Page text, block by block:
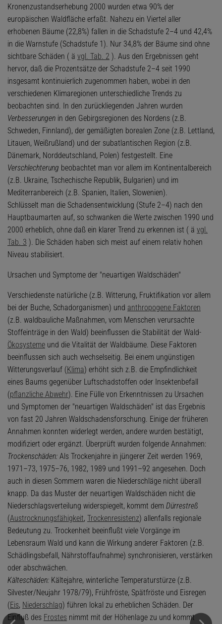
Kronenzustandserhebung 2000 wurden etwa 90% der
europäischen Waldfläche erfaßt. Nahezu ein Viertel aller
erhobenen Bäume (22,8%) fallen in die Schadstufe 2–4 und 42,4%
in die Warnstufe (Schadstufe 1). Nur 34,8% der Bäume sind ohne
sichtbare Schäden ( ä vgl. Tab. 2 ). Aus den Ergebnissen geht
hervor, daß die Prozentsätze der Schadstufe 2–4 seit 1990
insgesamt kontinuierlich zugenommen haben, wobei in den
verschiedenen Klimaregionen unterschiedliche Trends zu
beobachten sind. In den zurückliegenden Jahren wurden
Verbesserungen in den Gebirgsregionen des Nordens (z.B.
Schweden, Finnland), der gemäßigten borealen Zone (z.B. Lettland,
Litauen, Weißrußland) und der subatlantischen Region (z.B.
Dänemark, Norddeutschland, Polen) festgestellt. Eine
Verschlechterung beobachtet man vor allem im Kontinentalbereich
(z.B. Ukraine, Tschechische Republik, Bulgarien) und im
Mediterranbereich (z.B. Spanien, Italien, Slowenien).
Schlüsselt man die Schadensentwicklung (Stufe 2–4) nach den
Hauptbaumarten auf, so schwanken die Werte zwischen 1990 und
2000 erheblich, ohne daß ein klarer Trend zu erkennen ist ( ä vgl.
Tab. 3 ). Die Schäden haben sich meist auf einem relativ hohen
Niveau stabilisiert.
Ursachen und Symptome der "neuartigen Waldschäden"
Verschiedenste natürliche (z.B. Witterung, Fruktifikation vor allem
bei der Buche, Schadorganismen) und anthropogene Faktoren
(z.B. waldbauliche Maßnahmen, vom Menschen verursachte
Stoffeinträge in den Wald) beeinflussen die Stabilität der Wald-
Ökosysteme und die Vitalität der Waldbäume. Diese Faktoren
beeinflussen sich auch wechselseitig. Bei einem ungünstigen
Witterungsverlauf (Klima) erhöht sich z.B. die Empfindlichkeit
eines Baums gegenüber Luftschadstoffen oder Insektenbefall
(pflanzliche Abwehr). Eine Fülle von Erkenntnissen zu Ursachen
und Symptomen der "neuartigen Waldschäden" ist das Ergebnis
von fast 20 Jahren Waldschadensforschung. Einige der früheren
Annahmen konnten widerlegt werden, andere wurden bestätigt,
modifiziert oder ergänzt. Überprüft wurden folgende Annahmen:
Trockenschäden: Als Trockenjahre in jüngerer Zeit werden 1969,
1971–73, 1975–76, 1982, 1989 und 1991–92 angesehen. Doch
auch in diesen Sommern waren die Niederschläge nicht überall
knapp. Da das Muster der neuartigen Waldschäden nicht die
Niederschlagsverteilung widerspiegelt, kommt dem Dürrestreß
(Austrocknungsfähigkeit, Trockenresistenz) allenfalls regionale
Bedeutung zu. Trockenheit beeinflußt viele Vorgänge im
Lebensraum Wald und kann die Wirkung anderer Faktoren (z.B.
Schädlingsbefall, Nährstoffaufnahme) synchronisieren, verstärken
oder abschwächen.
Kälteschäden: Kältejahre, winterliche Temperaturstürze (z.B.
Silvester/Neujahr 1978/79), Frühfröste, Spätfröste und Eisregen
(Eis, Niederschlag) führen lokal zu erheblichen Schäden. Der
Einfluß des Frostes nimmt mit der Höhenlage zu und kommt